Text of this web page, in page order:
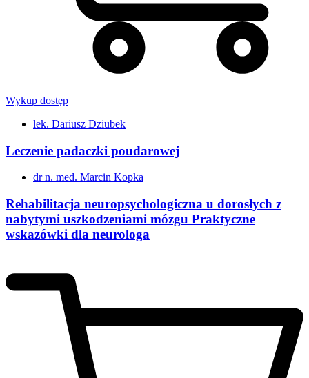
Wykup dostęp
lek. Dariusz Dziubek
Leczenie padaczki poudarowej
dr n. med. Marcin Kopka
Rehabilitacja neuropsychologiczna u dorosłych z
nabytymi uszkodzeniami mózgu Praktyczne
wskazówki dla neurologa